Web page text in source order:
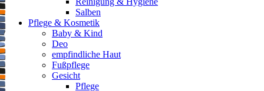
Salben
Pflege & Kosmetik
Baby & Kind
Deo
empfindliche Haut
Fußpflege
Gesicht
Pflege